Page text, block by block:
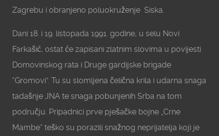
Zagrebu i obranjeno poluokruženje Siska.
Dani 18. i 19. listopada 1991. godine, u selu Novi
Farkašić, ostat će zapisani zlatnim slovima u povijesti
Domovinskog rata i Druge gardijske brigade
“Gromovi”. Tu su slomljena čelična krila i udarna snaga
tadašnje JNA te snaga pobunjenih Srba na tom
području. Pripadnici prve pješačke bojne „Crne
Mambe“ teško su porazili snažnog neprijatelja koji je